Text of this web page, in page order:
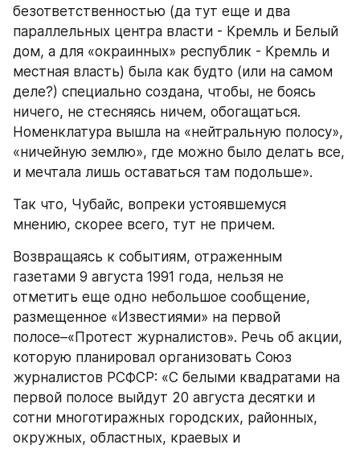
безответственностью (да тут еще и два
параллельных центра власти - Кремль и Белый
дом, а для «окраинных» республик - Кремль и
местная власть) была как будто (или на самом
деле?) специально создана, чтобы, не боясь
ничего, не стесняясь ничем, обогащаться.
Номенклатура вышла на «нейтральную полосу»,
«ничейную землю», где можно было делать все,
и мечтала лишь оставаться там подольше».
Так что, Чубайс, вопреки устоявшемуся
мнению, скорее всего, тут не причем.
Возвращаясь к событиям, отраженным
газетами 9 августа 1991 года, нельзя не
отметить еще одно небольшое сообщение,
размещенное «Известиями» на первой
полосе–«Протест журналистов». Речь об акции,
которую планировал организовать Союз
журналистов РСФСР: «С белыми квадратами на
первой полосе выйдут 20 августа десятки и
сотни многотиражных городских, районных,
окружных, областных, краевых и